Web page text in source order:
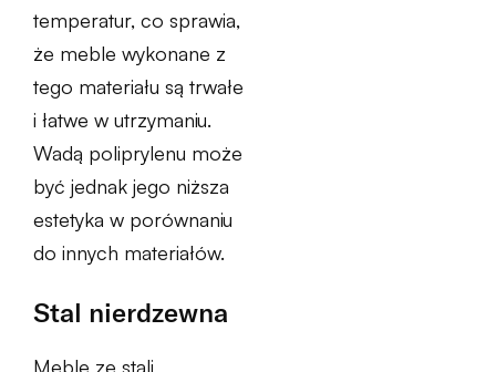
temperatur, co sprawia,
że meble wykonane z
tego materiału są trwałe
i łatwe w utrzymaniu.
Wadą poliprylenu może
być jednak jego niższa
estetyka w porównaniu
do innych materiałów.
Stal nierdzewna
Meble ze stali